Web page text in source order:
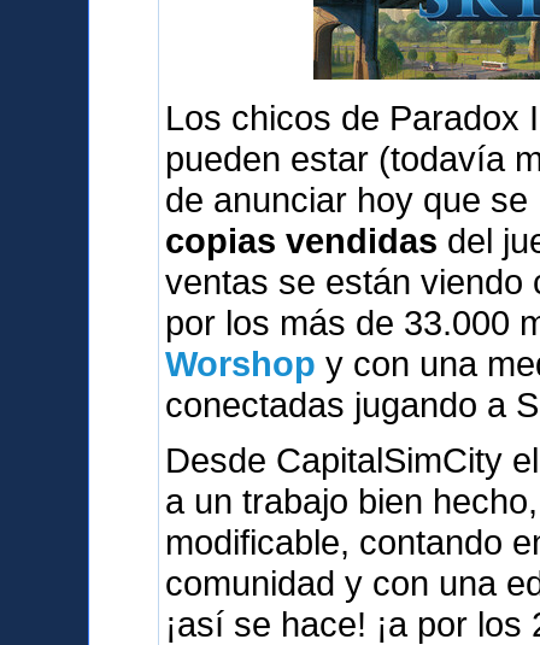
Los chicos de Paradox
pueden estar (todavía
de anunciar hoy que
copias vendidas del
ventas se están viendo
por los más de 33.000
Worshop y con una
conectadas jugando a
Desde CapitalSimCity
a un trabajo bien
modificable, contando
comunidad y con una
¡así se hace! ¡a por los